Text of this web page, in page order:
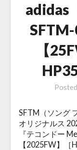
adidas
【
SFTM（ソング
オリジナルス
『テコンドー
【2025FW】［